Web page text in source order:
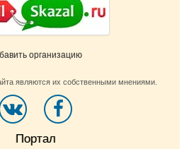
организацию
являются их собственными мнениями.
Портал